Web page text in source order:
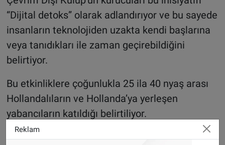
“Dijital detoks” olarak adlandırıyor ve bu sayede
insanların teknolojiden uzakta kendi başlarına
veya tanıdıkları ile zaman geçirebildiğini
belirtiyor.
Bu etkinliklere çoğunlukla 25 ila 40 nyaş arası
Hollandalıların ve Hollanda’ya yerleşen
yabancıların katıldığı belirtiliyor.
©Sonhaber.eu
Reklam